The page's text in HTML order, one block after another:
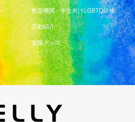
教育機関・学生向けLGBTQ研修
活動紹介
支援グッズ